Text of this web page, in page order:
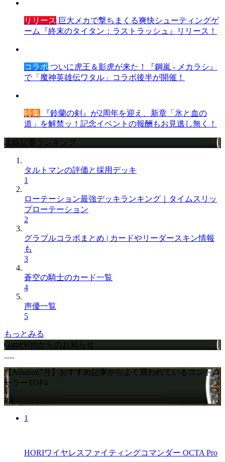
リリース 巨大メカで撃ちまくる爽快シューティングゲ
ーム『終末のタイタン：ラストラッシュ』リリース！
コラボ ついに虎王＆影虎が来た！『鋼嵐 - メカラシ』
で「魔神英雄伝ワタル」コラボ後半が開催！
特集 『鈴蘭の剣』が2周年を迎え、新章「氷と血の
道」を解禁ッ！記念イベントの報酬もお見逃し無く！
攻略記事ランキング
タルトマンの評価と採用デッキ
1
ローテーション最強デッキランキング｜タイムスリッ
プローテーション
2
グラブルコラボまとめ | カードやリーダースキン情報
も
3
蒼空の騎士のカード一覧
4
声優一覧
5
もっとみる
GameWithからのお知らせ
【Amazon7月】おすすめ記事からよく買われているコントロ
ーラーTOP4
PR
1
HORIワイヤレスファイティングコマンダー OCTA Pro